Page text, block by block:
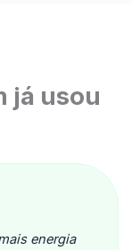
já usou
energia